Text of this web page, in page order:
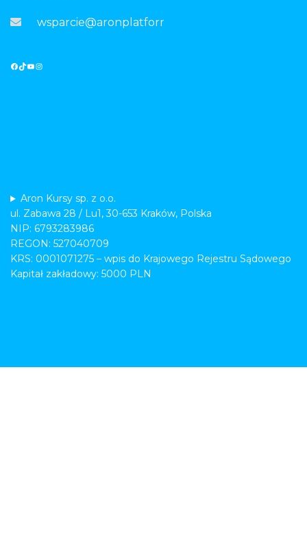
wsparcie@aronplatforma.pl
Aron Kursy sp. z o.o.
ul. Zabawa 28 / Lu1, 30-653 Kraków, Polska
NIP: 6793283986
REGON: 527040709
KRS: 0001071275 – wpis do Krajowego Rejestru Sądowego
Kapitał zakładowy: 5000 PLN